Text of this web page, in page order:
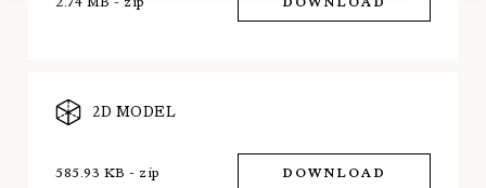
2D MODEL
585.93 KB - zip DOWNLOAD